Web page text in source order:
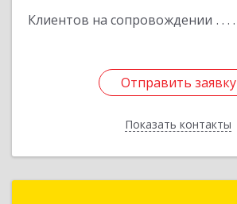
Клиентов на сопровождении
Отправить заявку
Показать контакты
Отправить заявку
Назад